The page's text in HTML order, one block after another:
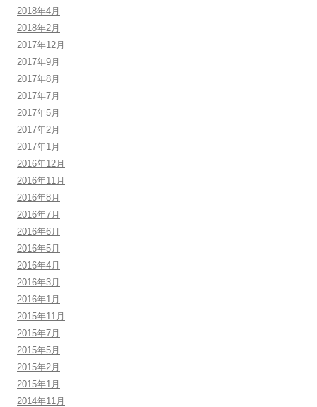
2018年4月
2018年2月
2017年12月
2017年9月
2017年8月
2017年7月
2017年5月
2017年2月
2017年1月
2016年12月
2016年11月
2016年8月
2016年7月
2016年6月
2016年5月
2016年4月
2016年3月
2016年1月
2015年11月
2015年7月
2015年5月
2015年2月
2015年1月
2014年11月